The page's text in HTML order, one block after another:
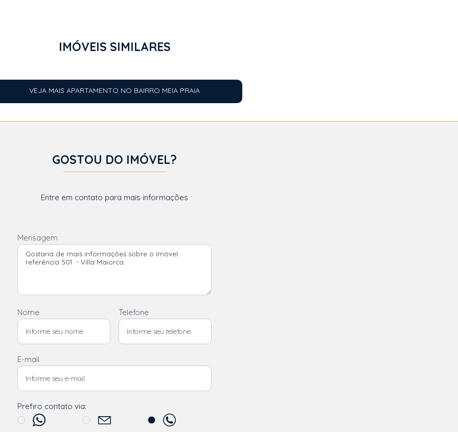
IMÓVEIS SIMILARES
VEJA MAIS APARTAMENTO NO BAIRRO MEIA PRAIA
GOSTOU DO IMÓVEL?
Entre em contato para mais informações
Mensagem
Nome Telefone
E-mail
Prefiro contato via: